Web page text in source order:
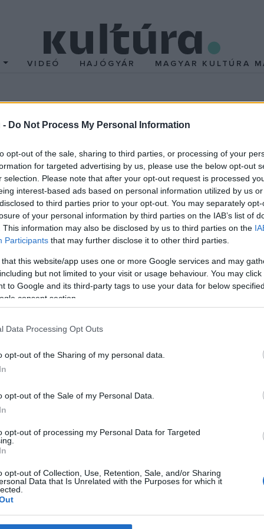
- Do Not Process My Personal Information
opt-out of the sale, sharing to third parties, or processing of your
for targeted advertising by us, please use the below opt-out
selection. Please note that after your opt-out request is processed
interest-based ads based on personal information utilized by us
to third parties prior to your opt-out. You may separately
of your personal information by third parties on the IAB’s list of
This information may also be disclosed by us to third parties on the
Participants that may further disclose it to other third parties.
that this website/app uses one or more Google services and may
but not limited to your visit or usage behaviour. You may
to Google and its third-party tags to use your data for below
consent section.
Data Processing Opt Outs
opt-out of the Sharing of my personal data.
opt-out of the Sale of my Personal Data.
opt-out of processing my Personal Data for Targeted
opt-out of Collection, Use, Retention, Sale, and/or Sharing
Data that Is Unrelated with the Purposes for which it
VIDEÓ HAJÓGYÁR MAGYAR KULTÚRA
a Muzsikással
Muzsikás együttes, a World Music Expo WOMEX díjának
tőlük a jazz, a kelta, a zsidó vagy az alternatív zene sem.
önálló, minden más műfajjal egyenértékű zenei stílust. A
de la Ville, a Santa Cecilia Akadémia vagy a Carnegie
Éri Péter és Hamar Dániel távoli magyarlakta vidékekre
a mulatozás alapjaként szólalt meg, hol
dallamai is felcsendülnek a Debalina Bhowmick
a Fölszállott a páva vetélkedő egyik ifjú tehetsége,